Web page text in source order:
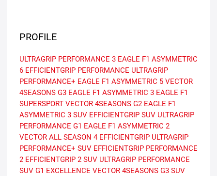
PROFILE
ULTRAGRIP PERFORMANCE 3 EAGLE F1 ASYMMETRIC
6 EFFICIENTGRIP PERFORMANCE ULTRAGRIP
PERFORMANCE+ EAGLE F1 ASYMMETRIC 5 VECTOR
4SEASONS G3 EAGLE F1 ASYMMETRIC 3 EAGLE F1
SUPERSPORT VECTOR 4SEASONS G2 EAGLE F1
ASYMMETRIC 3 SUV EFFICIENTGRIP SUV ULTRAGRIP
PERFORMANCE G1 EAGLE F1 ASYMMETRIC 2
VECTOR ALL SEASON 4 EFFICIENTGRIP ULTRAGRIP
PERFORMANCE+ SUV EFFICIENTGRIP PERFORMANCE
2 EFFICIENTGRIP 2 SUV ULTRAGRIP PERFORMANCE
SUV G1 EXCELLENCE VECTOR 4SEASONS G3 SUV